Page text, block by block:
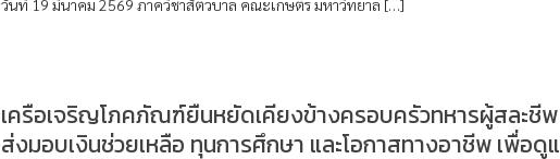
วันที่ 19 มีนาคม 2569 ภาควิชาสัตวบาล คณะเกษตร มหาวิทยาล […]
เครือเจริญโภคภัณฑ์ยืนหยัดเคียงข้างครอบครัวทหารผู้สละชีพ
ส่งมอบเงินช่วยเหลือ ทุนการศึกษา และโอกาสทางอาชีพ เพื่อดู